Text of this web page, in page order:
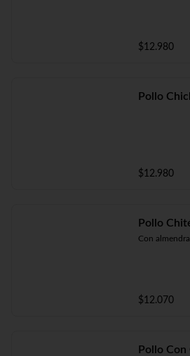
$12.980
Pollo
$12.980
Pollo
Con
$12.070
Pollo Con